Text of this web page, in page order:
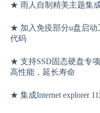
★ 雨人自制精美主题集
★ 加入免疫部分u盘启动
代码
★ 支持SSD固态硬盘专
高性能，延长寿命
★ 集成Internet explorer